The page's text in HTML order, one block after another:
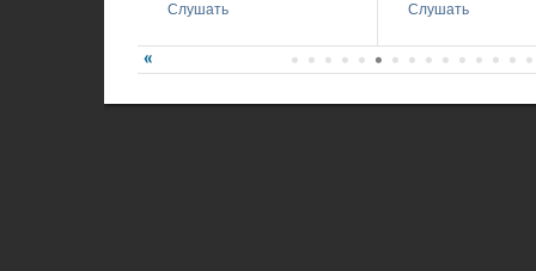
Слушать
Слушать